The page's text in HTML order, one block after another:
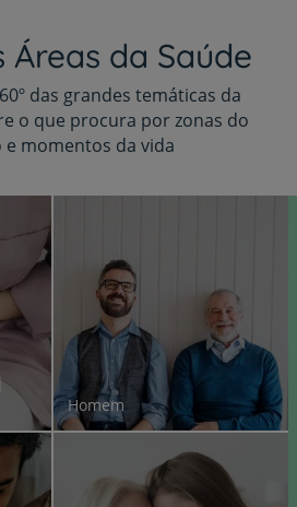
Áreas da Saúde
das grandes temáticas da
o que procura por zonas do
e momentos da vida
Homem